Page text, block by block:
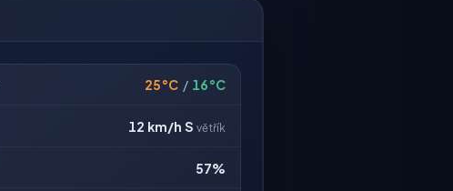
25°C / 16°C
12 km/h S větřík
57%